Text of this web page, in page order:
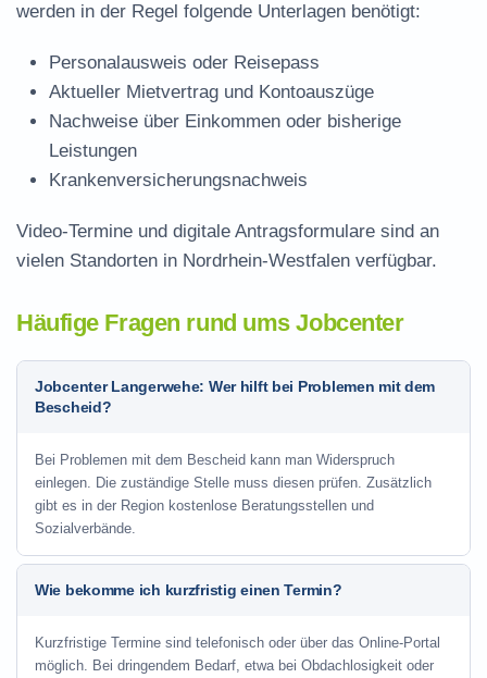
werden in der Regel folgende Unterlagen benötigt:
Personalausweis oder Reisepass
Aktueller Mietvertrag und Kontoauszüge
Nachweise über Einkommen oder bisherige
Leistungen
Krankenversicherungsnachweis
Video-Termine und digitale Antragsformulare sind an
vielen Standorten in Nordrhein-Westfalen verfügbar.
Häufige Fragen rund ums Jobcenter
Jobcenter Langerwehe: Wer hilft bei Problemen mit dem
Bescheid?
Bei Problemen mit dem Bescheid kann man Widerspruch
einlegen. Die zuständige Stelle muss diesen prüfen. Zusätzlich
gibt es in der Region kostenlose Beratungsstellen und
Sozialverbände.
Wie bekomme ich kurzfristig einen Termin?
Kurzfristige Termine sind telefonisch oder über das Online-Portal
möglich. Bei dringendem Bedarf, etwa bei Obdachlosigkeit oder